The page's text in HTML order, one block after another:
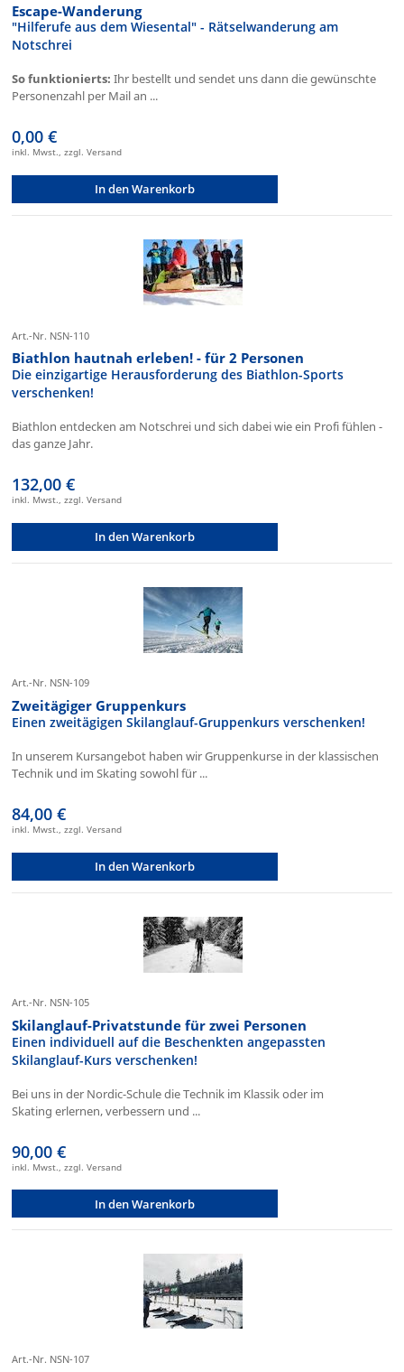
Escape-Wanderung
"Hilferufe aus dem Wiesental" - Rätselwanderung am
Notschrei
So funktionierts: Ihr bestellt und sendet uns dann die gewünschte
Personenzahl per Mail an ...
0,00 €
inkl. Mwst., zzgl. Versand
In den Warenkorb
Art.-Nr. NSN-110
Biathlon hautnah erleben! - für 2 Personen
Die einzigartige Herausforderung des Biathlon-Sports
verschenken!
Biathlon entdecken am Notschrei und sich dabei wie ein Profi fühlen -
das ganze Jahr.
132,00 €
inkl. Mwst., zzgl. Versand
In den Warenkorb
Art.-Nr. NSN-109
Zweitägiger Gruppenkurs
Einen zweitägigen Skilanglauf-Gruppenkurs verschenken!
In unserem Kursangebot haben wir Gruppenkurse in der klassischen
Technik und im Skating sowohl für ...
84,00 €
inkl. Mwst., zzgl. Versand
In den Warenkorb
Art.-Nr. NSN-105
Skilanglauf-Privatstunde für zwei Personen
Einen individuell auf die Beschenkten angepassten
Skilanglauf-Kurs verschenken!
Bei uns in der Nordic-Schule die Technik im Klassik oder im
Skating erlernen, verbessern und ...
90,00 €
inkl. Mwst., zzgl. Versand
In den Warenkorb
Art.-Nr. NSN-107